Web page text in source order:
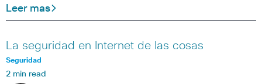
Leer mas
La seguridad en Internet de las cosas
Seguridad
2 min read